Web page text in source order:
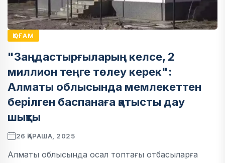
ҚОҒАМ
"Заңдастырғыларың келсе, 2
миллион теңге төлеу керек":
Алматы облысында мемлекеттен
берілген баспанаға қатысты дау
шықты
26 ҚАРАША, 2025
Алматы облысында осал топтағы отбасыларға